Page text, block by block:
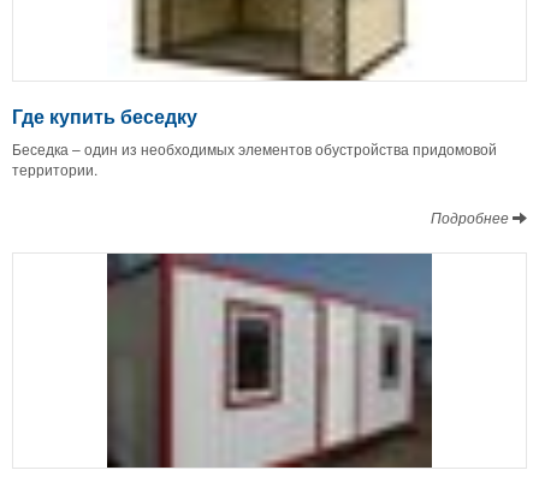
Где купить беседку
Беседка – один из необходимых элементов обустройства придомовой
территории.
Подробнее